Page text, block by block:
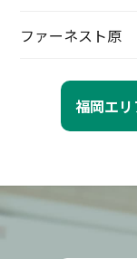
福岡エ
ファーネスト原